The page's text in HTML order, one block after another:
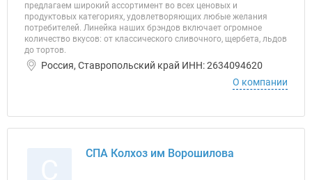
предлагаем широкий ассортимент во всех ценовых и
продуктовых категориях, удовлетворяющих любые желания
потребителей. Линейка наших брэндов включает огромное
количество вкусов: от классического сливочного, щербета, льдов
до тортов.
Россия, Ставропольский край ИНН: 2634094620
О компании
СПА Колхоз им Ворошилова